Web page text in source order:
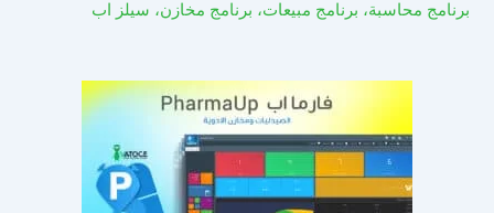
برنامج محاسبة، برنامج مبيعات، برنامج مخازن، سيلز اب